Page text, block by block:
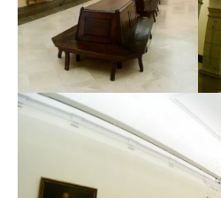
casi un centenar de
destacando la reciente
María la Blanca de Toledo.